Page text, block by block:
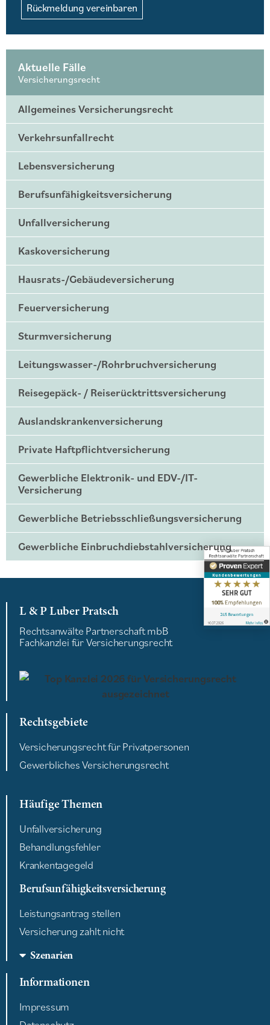
Rückmeldung vereinbaren
Aktuelle Fälle
Versicherungsrecht
Allgemeines Versicherungsrecht
Verkehrsunfallrecht
Lebensversicherung
Berufsunfähigkeitsversicherung
Unfallversicherung
Kaskoversicherung
Hausrats-/Gebäudeversicherung
Feuerversicherung
Sturmversicherung
Leitungswasser-/Rohrbruchversicherung
Reisegepäck- / Reiserücktrittsversicherung
Auslandskrankenversicherung
Private Haftpflichtversicherung
Gewerbliche Elektronik- und EDV-/IT-
Versicherung
Gewerbliche Betriebsschließungsversicherung
Gewerbliche Einbruchdiebstahlversicherung
L & P Luber Pratsch
Rechtsanwälte Partnerschaft mbB
Fachkanzlei für Versicherungsrecht
Rechtsgebiete
Versicherungsrecht für Privatpersonen
Gewerbliches Versicherungsrecht
Häufige Themen
Unfallversicherung
Behandlungsfehler
Krankentagegeld
Berufsunfähigkeitsversicherung
Leistungsantrag stellen
Versicherung zahlt nicht
Szenarien
Informationen
Impressum